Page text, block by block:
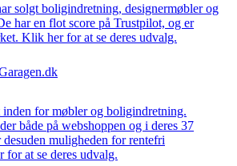
solgt boligindretning, designermøbler og
har en flot score på Trustpilot, og er
Klik her for at se deres udvalg.
for møbler og boligindretning.
både på webshoppen og i deres 37
muligheden for rentefri
at se deres udvalg.